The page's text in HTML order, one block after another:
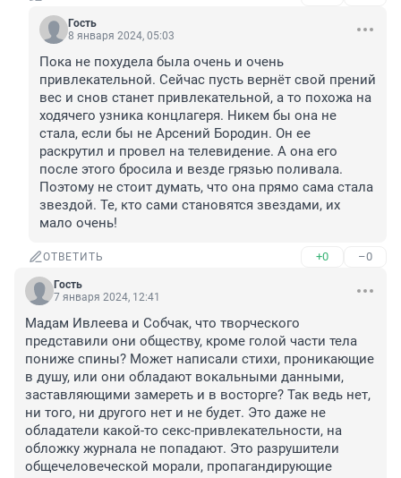
Гость
8 января 2024, 05:03
Пока не похудела была очень и очень
привлекательной. Сейчас пусть вернёт свой прений
вес и снов станет привлекательной, а то похожа на
ходячего узника концлагеря. Никем бы она не
стала, если бы не Арсений Бородин. Он ее
раскрутил и провел на телевидение. А она его
после этого бросила и везде грязью поливала.
Поэтому не стоит думать, что она прямо сама стала
звездой. Те, кто сами становятся звездами, их
мало очень!
ОТВЕТИТЬ +0 –0
Гость
7 января 2024, 12:41
Мадам Ивлеева и Собчак, что творческого
представили они обществу, кроме голой части тела
пониже спины? Может написали стихи, проникающие
в душу, или они обладают вокальными данными,
заставляющими замереть и в восторге? Так ведь нет,
ни того, ни другого нет и не будет. Это даже не
обладатели какой-то секс-привлекательности, на
обложку журнала не попадают. Это разрушители
общечеловеческой морали, пропагандирующие